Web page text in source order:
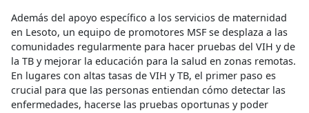
Además del apoyo específico a los servicios de maternidad
en Lesoto, un equipo de promotores MSF se desplaza a las
comunidades regularmente para hacer pruebas del VIH y de
la TB y mejorar la educación para la salud en zonas remotas.
En lugares con altas tasas de VIH y TB, el primer paso es
crucial para que las personas entiendan cómo detectar las
enfermedades, hacerse las pruebas oportunas y poder